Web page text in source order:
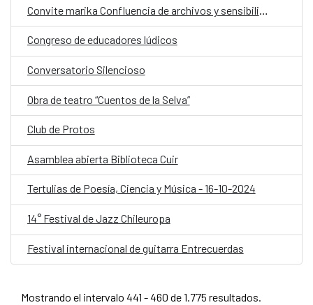
Congreso de educadores lúdicos
Conversatorio Silencioso
Obra de teatro “Cuentos de la Selva”
Club de Protos
Asamblea abierta Biblioteca Cuir
Tertulias de Poesía, Ciencia y Música - 16-10-2024
14° Festival de Jazz Chileuropa
Festival internacional de guitarra Entrecuerdas
Mostrando el intervalo 441 - 460 de 1.775 resultados.